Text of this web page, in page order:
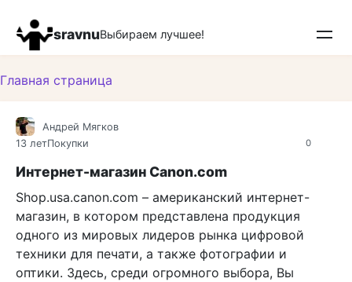
контенту
sravnuВыбираем лучшее!
Главная страница
0
Андрей Мягков
13 летПокупки
Интернет-магазин Canon.com
Shop.usa.canon.com – американский интернет-
магазин, в котором представлена продукция
одного из мировых лидеров рынка цифровой
техники для печати, а также фотографии и
оптики. Здесь, среди огромного выбора, Вы